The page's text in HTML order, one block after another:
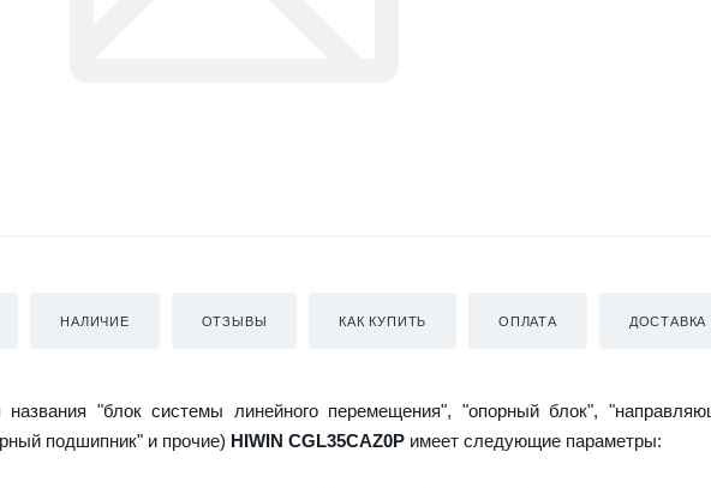
НАЛИЧИЕ ОТЗЫВЫ КАК КУПИТЬ ОПЛАТА ДОСТАВКА
названия "блок системы линейного перемещения", "опорный блок",
подшипник" и прочие) HIWIN CGL35CAZ0P имеет следующие параметры: